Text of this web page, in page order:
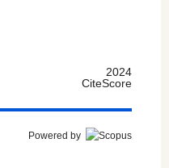
2024
CiteScore
Powered by